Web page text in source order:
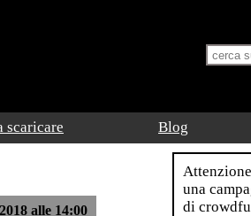
scaricare Blog
alle 14:00
una
di